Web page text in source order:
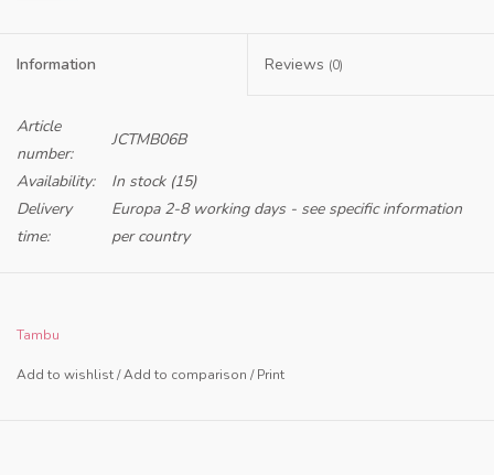
Information Reviews (0)
Article
number:
JCTMB06B
Availability:
In stock(15)
Delivery
time:
Europa 2-8 working days - see specific information
per country
Tambu
Add to wishlist/Add to comparison /Print